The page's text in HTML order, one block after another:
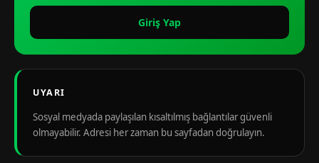
Giriş Yap
UYARI
Sosyal medyada paylaşılan kısaltılmış bağlantılar güvenli
olmayabilir. Adresi her zaman bu sayfadan doğrulayın.